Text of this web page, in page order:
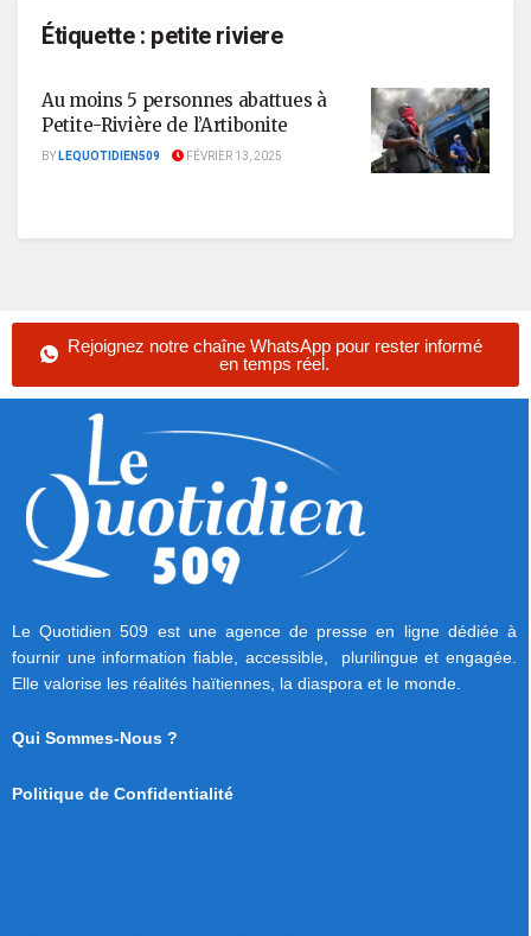
Étiquette : petite riviere
Au moins 5 personnes abattues à
Petite-Rivière de l’Artibonite
BYLEQUOTIDIEN509 FÉVRIER 13, 2025
Rejoignez notre chaîne WhatsApp pour rester informé
en temps réel.
Le Quotidien 509 est une agence de presse en ligne dédiée à
fournir une information fiable, accessible, plurilingue et engagée.
Elle valorise les réalités haïtiennes, la diaspora et le monde.
Qui Sommes-Nous ?
Politique de Confidentialité